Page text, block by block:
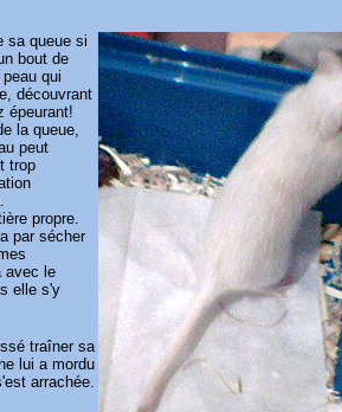
sa queue si
bout de
qui
découvrant
épeurant!
la queue,
peut
trop
propre.
par sécher
avec le
elle s'y
traîner sa
lui a mordu
arrachée.